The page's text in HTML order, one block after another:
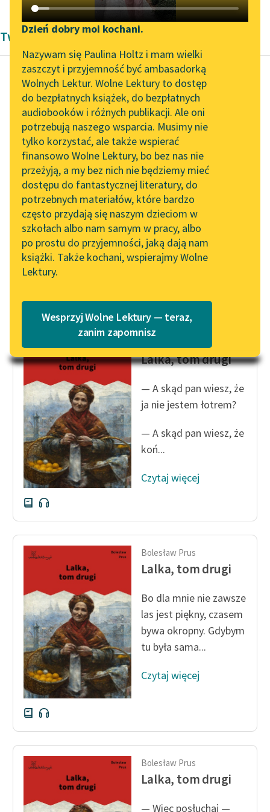
Katalog DAISY
Podkasty o książkach
Zgłoś brak utworu
Aktualności
„Prokurator Alicja Horn”
do słuchania
Byliśmy częścią AI Impact
Lab
Zapraszamy na spotkanie
online z tłumaczkami
literatury skandynawskiej
Spotkanie z Katarzyną
Tunkiel w Oslo
102. lata temu zmarł
Joseph Conrad
Lektury szkolne i klasyka
literatury do słuchania dla
uczennic i uczniów z
niepełnosprawnościami
E-kolekcja lektur
szkolnych i literatury do
słuchania dla uczennic i
uczniów z
niepełnosprawnościami
Feministyczne inspiracje.
Popularyzacja
skandynawskiej literatury
feministycznej
Ręce pełne poezji
Kolekcje edukacyjne
do domeny publicznej,
lektur szkolnych oraz
Starego Testamentu
Odkurzamy bohaterów
Szkoła Poezji Wolnych
Lektur
Narzędzia
Mapa Wolnych Lektur
Leśmianator
Przewodnik dla piszących i
czytających
API
OAI-PMH
Widget Wolnych Lektur
Przypisy
Katalog w formacie PDF
O nas
Kontakt
O projekcie
Dzień dobry moi kochani.
Nazywam się Paulina Holtz i mam wielki
zaszczyt i przyjemność być ambasadorką
Wolnych Lektur. Wolne Lektury to dostęp
do bezpłatnych książek, do bezpłatnych
audiobooków i różnych publikacji. Ale oni
potrzebują naszego wsparcia. Musimy nie
tylko korzystać, ale także wspierać
finansowo Wolne Lektury, bo bez nas nie
przeżyją, a my bez nich nie będziemy mieć
dostępu do fantastycznej literatury, do
potrzebnych materiałów, które bardzo
często przydają się naszym dzieciom w
szkołach albo nam samym w pracy, albo
po prostu do przyjemności, jaką dają nam
książki. Także kochani, wspierajmy Wolne
Lektury.
Wesprzyj Wolne Lektury — teraz,
zanim zapomnisz
Twórczość Pozytywizm Bolesław Prus
Bolesław Prus
Faraon, tom drugi
— To gryf!… Wyraźnie
widziałem skrzydła!…
— mówili Azjaci.
— Pustynia roi się
potworami!… — dodał
stary Libijczyk.
Ramzes...
Lalka, tom drugi
— A skąd pan wiesz, że
ja nie jestem łotrem?
— A skąd pan wiesz, że
koń...
Czytaj więcej
Bolesław Prus
Lalka, tom drugi
Bo dla mnie nie zawsze
las jest piękny, czasem
bywa okropny. Gdybym
tu była sama...
Czytaj więcej
Bolesław Prus
Lalka, tom drugi
— Więc posłuchaj —